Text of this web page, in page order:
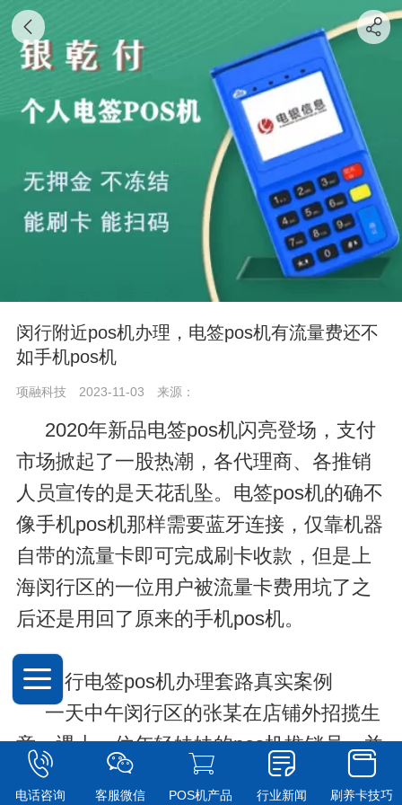
闵行附近pos机办理，电签pos机有流量费还不
如手机pos机
项融科技 2023-11-03 来源：
2020年新品电签pos机闪亮登场，支付
市场掀起了一股热潮，各代理商、各推销
人员宣传的是天花乱坠。电签pos机的确不
像手机pos机那样需要蓝牙连接，仅靠机器
自带的流量卡即可完成刷卡收款，但是上
海闵行区的一位用户被流量卡费用坑了之
后还是用回了原来的手机pos机。
闵行电签pos机办理套路真实案例
一天中午闵行区的张某在店铺外招揽生
意，遇上一位年轻妹妹的pos机推销员，并
推荐了某电签pos机，说是扫码0.38扣费，
电话咨询 客服微信 POS机产品 行业新闻 刷养卡技巧